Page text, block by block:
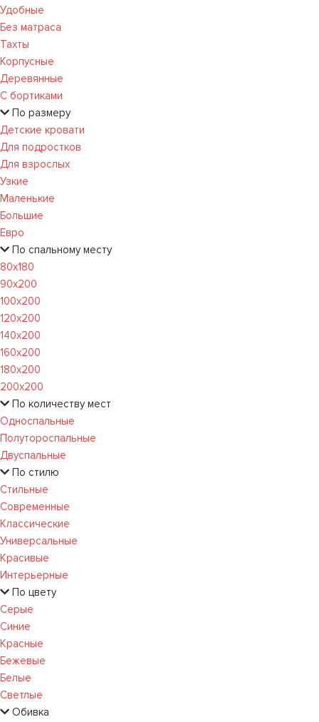
Удобные
Без матраса
Тахты
Корпусные
Деревянные
С бортиками
По размеру
Детские кровати
Для подростков
Для взрослых
Узкие
Маленькие
Большие
Евро
По спальному месту
80х180
90х200
100х200
120x200
140х200
160х200
180х200
200х200
По количеству мест
Односпальные
Полутороспальные
Двуспальные
По стилю
Стильные
Современные
Классические
Универсальные
Красивые
Интерьерные
По цвету
Серые
Синие
Красные
Бежевые
Белые
Светлые
Обивка